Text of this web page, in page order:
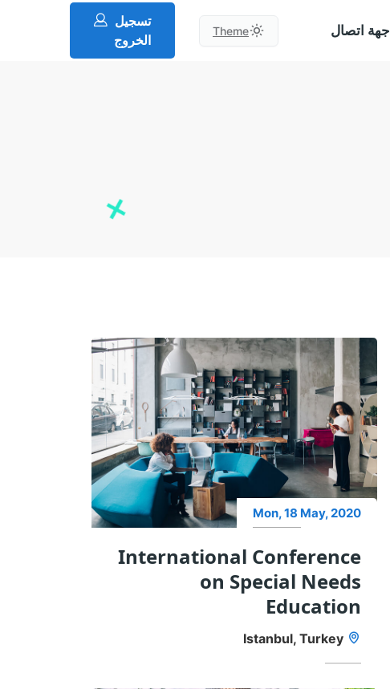
جهة اتصال Theme
تسجيل
الخروج
Mon, 18 May, 2020
International Conference
on Special Needs
Education
Istanbul, Turkey